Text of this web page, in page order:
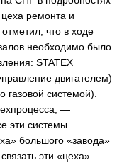
ремонта и
что в ходе
необходимо было
STATEX
двигателем)
газовой системой).
—
эти системы
большого «завода»
эти «цеха»